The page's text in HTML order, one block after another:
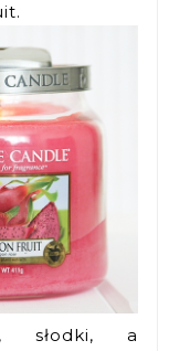
słodki, a